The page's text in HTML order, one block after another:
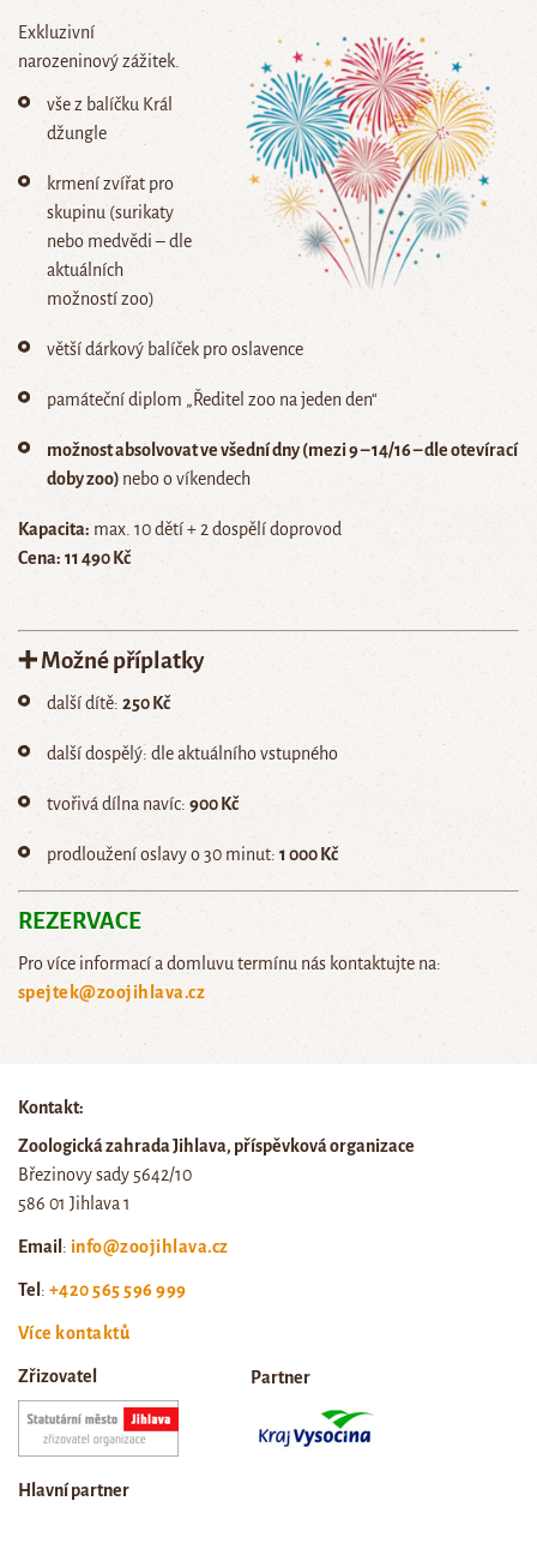
Exkluzivní
narozeninový zážitek.
vše z balíčku Král
džungle
krmení zvířat pro
skupinu (surikaty
nebo medvědi – dle
aktuálních
možností zoo)
větší dárkový balíček pro oslavence
památeční diplom „Ředitel zoo na jeden den“
možnost absolvovat ve všední dny (mezi 9 – 14/16 – dle otevírací
doby zoo) nebo o víkendech
Kapacita: max. 10 dětí + 2 dospělí doprovod
Cena: 11 490 Kč
➕ Možné příplatky
další dítě: 250 Kč
další dospělý: dle aktuálního vstupného
tvořivá dílna navíc: 900 Kč
prodloužení oslavy o 30 minut: 1 000 Kč
REZERVACE
Pro více informací a domluvu termínu nás kontaktujte na:
spejtek@zoojihlava.cz
Kontakt:
Zoologická zahrada Jihlava, příspěvková organizace
Březinovy sady 5642/10
586 01 Jihlava 1
Email : info@zoojihlava.cz
Tel : +420 565 596 999
Více kontaktů
Zřizovatel Partner
Hlavní partner